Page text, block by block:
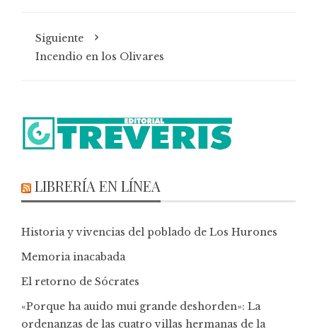
Siguiente
Incendio en los Olivares
LIBRERÍA EN LÍNEA
Historia y vivencias del poblado de Los Hurones
Memoria inacabada
El retorno de Sócrates
«Porque ha auido mui grande deshorden»: La
ordenanzas de las cuatro villas hermanas de la